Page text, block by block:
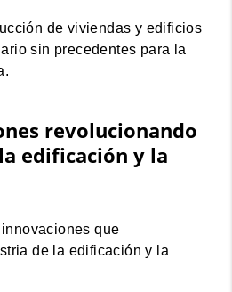
de viviendas y edificios
sin precedentes para la
revolucionando
edificación y la
que
de la edificación y la